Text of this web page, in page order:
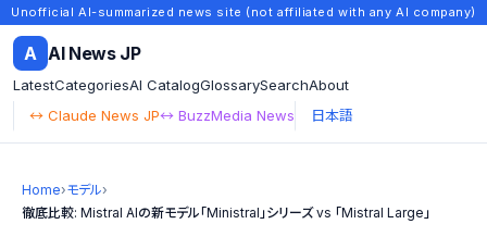
Unofficial AI-summarized news site (not affiliated with any AI company)
A AI News JP
LatestCategoriesAI CatalogGlossarySearchAbout
↔ Claude News JP↔ BuzzMedia News 日本語
Home›モデル›
徹底比較: Mistral AIの新モデル「Ministral」シリーズ vs 「Mistral Large」